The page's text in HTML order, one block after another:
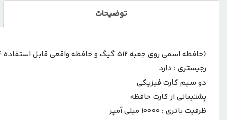
توضیحات
(حافظه اسمی روی جعبه ۵۱۲ گیگ و حافظه واقعی قابل استفاده ۶۴ گیگ )
رجیستری : دارد
دو سیم کارت فیزیکی
پشتیبانی از کارت حافظه
ظرفیت باتری : 10000 میلی آمپر